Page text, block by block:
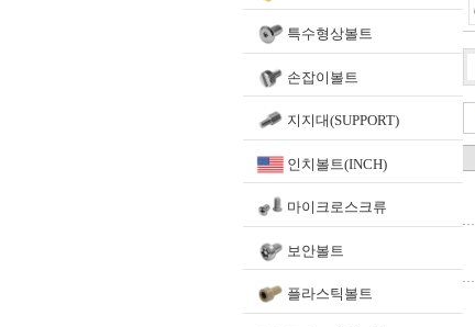
특수형상볼트
손잡이볼트
지지대(SUPPORT)
인치볼트(INCH)
마이크로스크류
보안볼트
플라스틱볼트